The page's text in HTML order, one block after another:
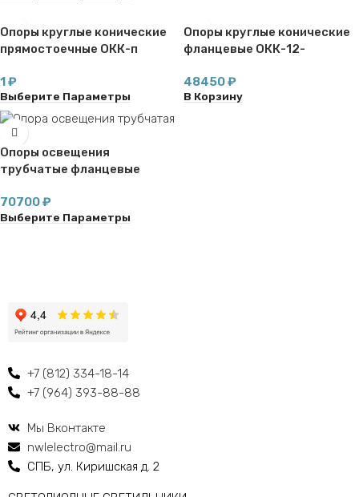
Опоры круглые конические
прямостоечные ОКК-п
1₽
Выберите Параметры
Опоры круглые конические
фланцевые ОКК-12-
48450₽
В Корзину
Опоры освещения
трубчатые фланцевые
70700₽
Выберите Параметры
+7 (812) 334-18-14
+7 (964) 393-88-88
Мы Вконтакте
nwlelectro@mail.ru
СПБ, ул. Киришская д. 2